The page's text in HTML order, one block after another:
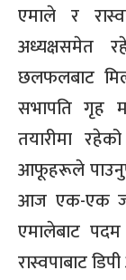
एमाले र
अध्यक्षसमेत
छलफलबाट
सभापति गृह
तयारीमा
आफूहरूले
आज एक-एक
एमालेबाट पदम
रास्वपाबाट